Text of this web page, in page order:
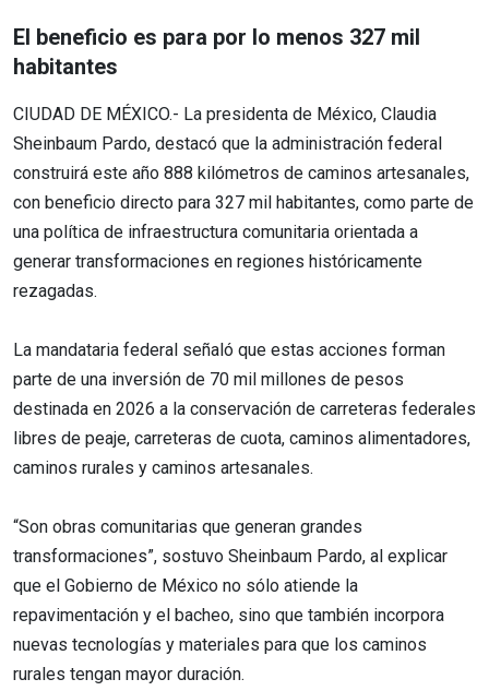
El beneficio es para por lo menos 327 mil
habitantes
CIUDAD DE MÉXICO.- La presidenta de México, Claudia
Sheinbaum Pardo, destacó que la administración federal
construirá este año 888 kilómetros de caminos artesanales,
con beneficio directo para 327 mil habitantes, como parte de
una política de infraestructura comunitaria orientada a
generar transformaciones en regiones históricamente
rezagadas.
La mandataria federal señaló que estas acciones forman
parte de una inversión de 70 mil millones de pesos
destinada en 2026 a la conservación de carreteras federales
libres de peaje, carreteras de cuota, caminos alimentadores,
caminos rurales y caminos artesanales.
“Son obras comunitarias que generan grandes
transformaciones”, sostuvo Sheinbaum Pardo, al explicar
que el Gobierno de México no sólo atiende la
repavimentación y el bacheo, sino que también incorpora
nuevas tecnologías y materiales para que los caminos
rurales tengan mayor duración.